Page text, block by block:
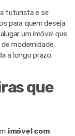
futurista e se
para quem deseja
um imóvel que
modernidade,
a longo prazo.
que
imóvel com